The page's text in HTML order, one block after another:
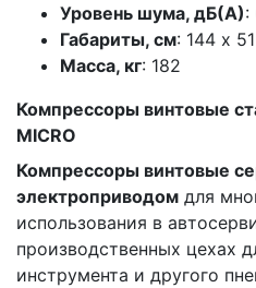
Уровень шума, дБ(А):
Габариты, см: 144 х
Масса, кг: 182
Компрессоры винтовые
MICRO
Компрессоры винтовые
электроприводом для
использования в
производственных цехах
инструмента и другого